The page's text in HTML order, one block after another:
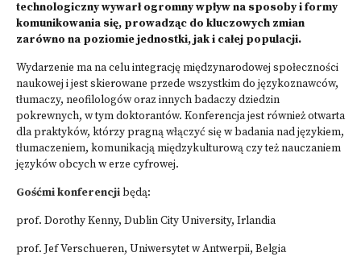
technologiczny wywarł ogromny wpływ na sposoby i formy
komunikowania się, prowadząc do kluczowych zmian
zarówno na poziomie jednostki, jak i całej populacji.
Wydarzenie ma na celu integrację międzynarodowej społeczności
naukowej i jest skierowane przede wszystkim do językoznawców,
tłumaczy, neofilologów oraz innych badaczy dziedzin
pokrewnych, w tym doktorantów. Konferencja jest również otwarta
dla praktyków, którzy pragną włączyć się w badania nad językiem,
tłumaczeniem, komunikacją międzykulturową czy też nauczaniem
języków obcych w erze cyfrowej.
Gośćmi konferencjibędą:
prof. Dorothy Kenny, Dublin City University, Irlandia
prof. Jef Verschueren, Uniwersytet w Antwerpii, Belgia